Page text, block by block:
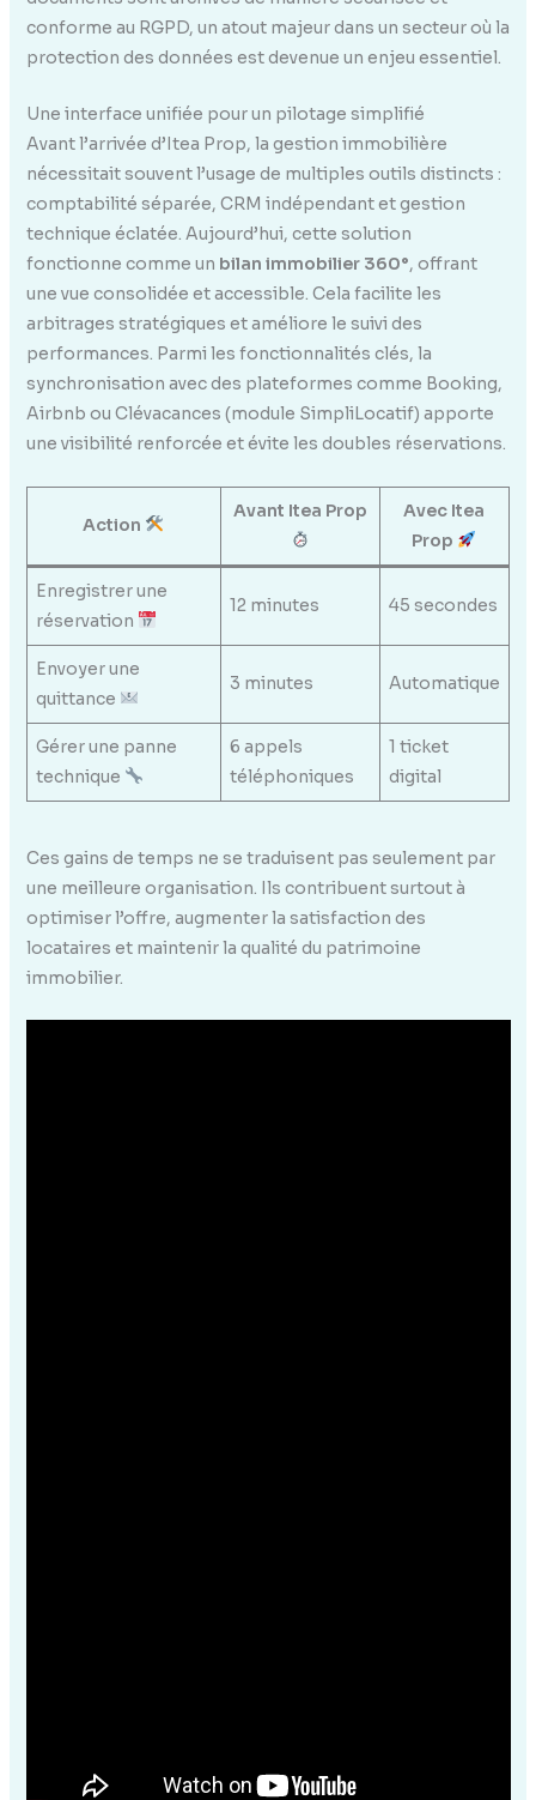
conforme au RGPD, un atout majeur dans un secteur où la
protection des données est devenue un enjeu essentiel.
Une interface unifiée pour un pilotage simplifié
Avant l’arrivée d’Itea Prop, la gestion immobilière
nécessitait souvent l’usage de multiples outils distincts :
comptabilité séparée, CRM indépendant et gestion
technique éclatée. Aujourd’hui, cette solution
fonctionne comme un bilan immobilier 360°, offrant
une vue consolidée et accessible. Cela facilite les
arbitrages stratégiques et améliore le suivi des
performances. Parmi les fonctionnalités clés, la
synchronisation avec des plateformes comme Booking,
Airbnb ou Clévacances (module SimpliLocatif) apporte
une visibilité renforcée et évite les doubles réservations.
Action
Avant Itea Prop
Avec Itea
Prop
Enregistrer une
réservation
12 minutes 45 secondes
Envoyer une
quittance
3 minutes Automatique
Gérer une panne
technique
6 appels
téléphoniques
1 ticket
digital
Ces gains de temps ne se traduisent pas seulement par
une meilleure organisation. Ils contribuent surtout à
optimiser l’offre, augmenter la satisfaction des
locataires et maintenir la qualité du patrimoine
immobilier.